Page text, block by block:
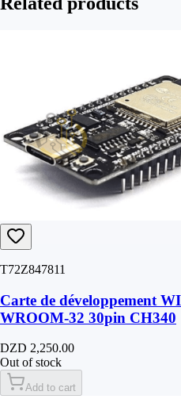
T72Z847811
Carte de développement
WROOM-32 30pin CH340
DZD 2,250.00
Out of stock
Add to cart